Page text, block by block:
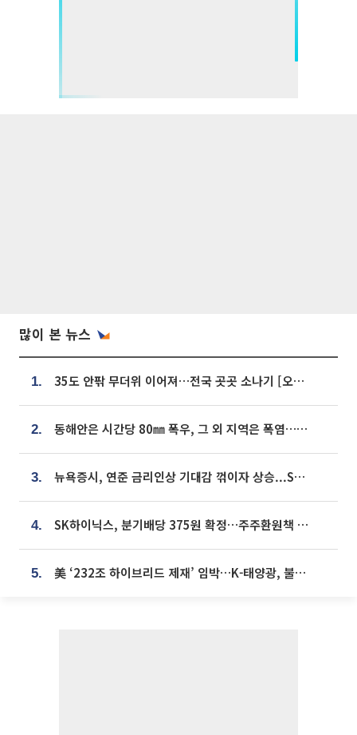
많이 본 뉴스
1. 35도 안팎 무더위 이어져…전국 곳곳 소나기 [오늘 날씨]
2. 동해안은 시간당 80㎜ 폭우, 그 외 지역은 폭염…‘극과 극 날씨’
3. 뉴욕증시, 연준 금리인상 기대감 꺾이자 상승...S&P500 사상 최고치 [종합]
4. SK하이닉스, 분기배당 375원 확정…주주환원책 9월로 앞당겨 발표
5. 美 ‘232조 하이브리드 제재’ 임박…K-태양광, 불확실성 털고 날개 다나